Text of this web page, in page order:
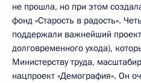
не прошла, но при этом
фонд «Старость в радость».
поддержали важнейший
долговременного ухода),
Министерству труда,
нацпроект «Демография». Он